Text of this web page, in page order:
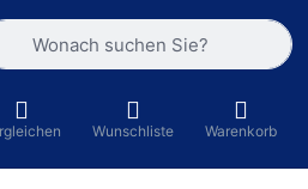
Sie einen Suchbegriff ein.
Wunschliste Warenkorb